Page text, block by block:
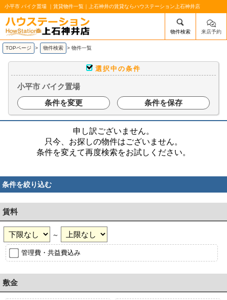
小平市 バイク置場 ｜賃貸物件一覧｜上石神井の賃貸ならハウステーション上石神井店
/mobile_img/head-logo.png
物件検索 来店予約
TOPページ > 物件検索 > 物件一覧
選択中の条件
小平市 バイク置場
条件を変更
条件を保存
申し訳ございません。
只今、お探しの物件はございません。
条件を変えて再度検索をお試しください。
条件を絞り込む
賃料
～
管理費・共益費込み
敷金